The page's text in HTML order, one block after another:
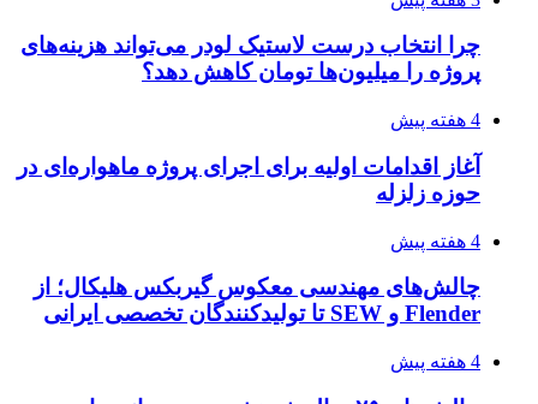
چرا انتخاب درست لاستیک لودر می‌تواند هزینه‌های
پروژه را میلیون‌ها تومان کاهش دهد؟
4 هفته پیش
آغاز اقدامات اولیه برای اجرای پروژه ماهواره‌ای در
حوزه زلزله
4 هفته پیش
چالش‌های مهندسی معکوس گیربکس هلیکال؛ از
Flender و SEW تا تولیدکنندگان تخصصی ایرانی
4 هفته پیش